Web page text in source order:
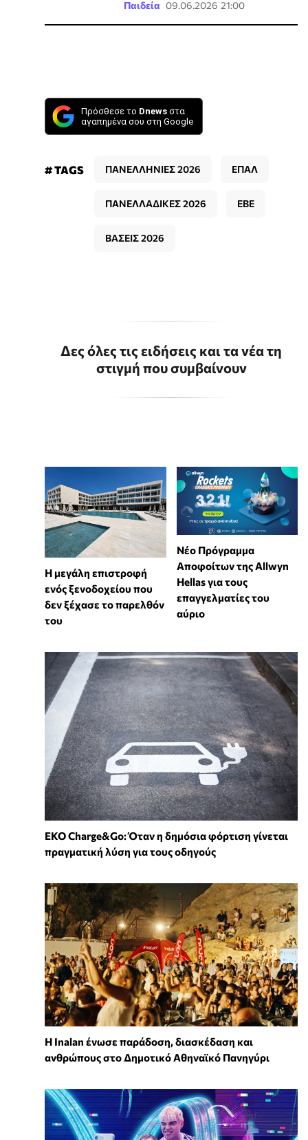
Παιδεία 09.06.2026 21:00
Πρόσθεσε το Dnews στα
αγαπημένα σου στη Google
# TAGS ΠΑΝΕΛΛΗΝΙΕΣ 2026 ΕΠΑΛ
ΠΑΝΕΛΛΑΔΙΚΕΣ 2026 ΕΒΕ
ΒΑΣΕΙΣ 2026
Δες όλες τις ειδήσεις και τα νέα τη
στιγμή που συμβαίνουν
Η μεγάλη επιστροφή
ενός ξενοδοχείου που
δεν ξέχασε το παρελθόν
του
Νέο Πρόγραμμα
Αποφοίτων της Allwyn
Hellas για τους
επαγγελματίες του
αύριο
EKO Charge&Go: Όταν η δημόσια φόρτιση γίνεται
πραγματική λύση για τους οδηγούς
Η Inalan ένωσε παράδοση, διασκέδαση και
ανθρώπους στο Δημοτικό Αθηναϊκό Πανηγύρι